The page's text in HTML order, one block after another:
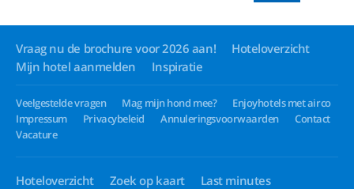
Vraag nu de brochure voor 2026 aan!
Hoteloverzicht
Mijn hotel aanmelden
Inspiratie
Veelgestelde vragen Mag mijn hond mee?
Enjoyhotels met airco
Impressum
Privacybeleid Annuleringsvoorwaarden
Contact
Vacature
Hoteloverzicht Zoek op kaart
Last minutes